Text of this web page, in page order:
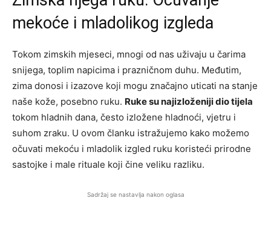
mekoće i mladolikog izgleda
Tokom zimskih mjeseci, mnogi od nas uživaju u čarima
snijega, toplim napicima i prazničnom duhu. Međutim,
zima donosi i izazove koji mogu značajno uticati na stanje
naše kože, posebno ruku. Ruke su najizloženiji dio tijela
tokom hladnih dana, često izložene hladnoći, vjetru i
suhom zraku. U ovom članku istražujemo kako možemo
očuvati mekoću i mladolik izgled ruku koristeći prirodne
sastojke i male rituale koji čine veliku razliku.
Sadržaj se nastavlja nakon oglasa